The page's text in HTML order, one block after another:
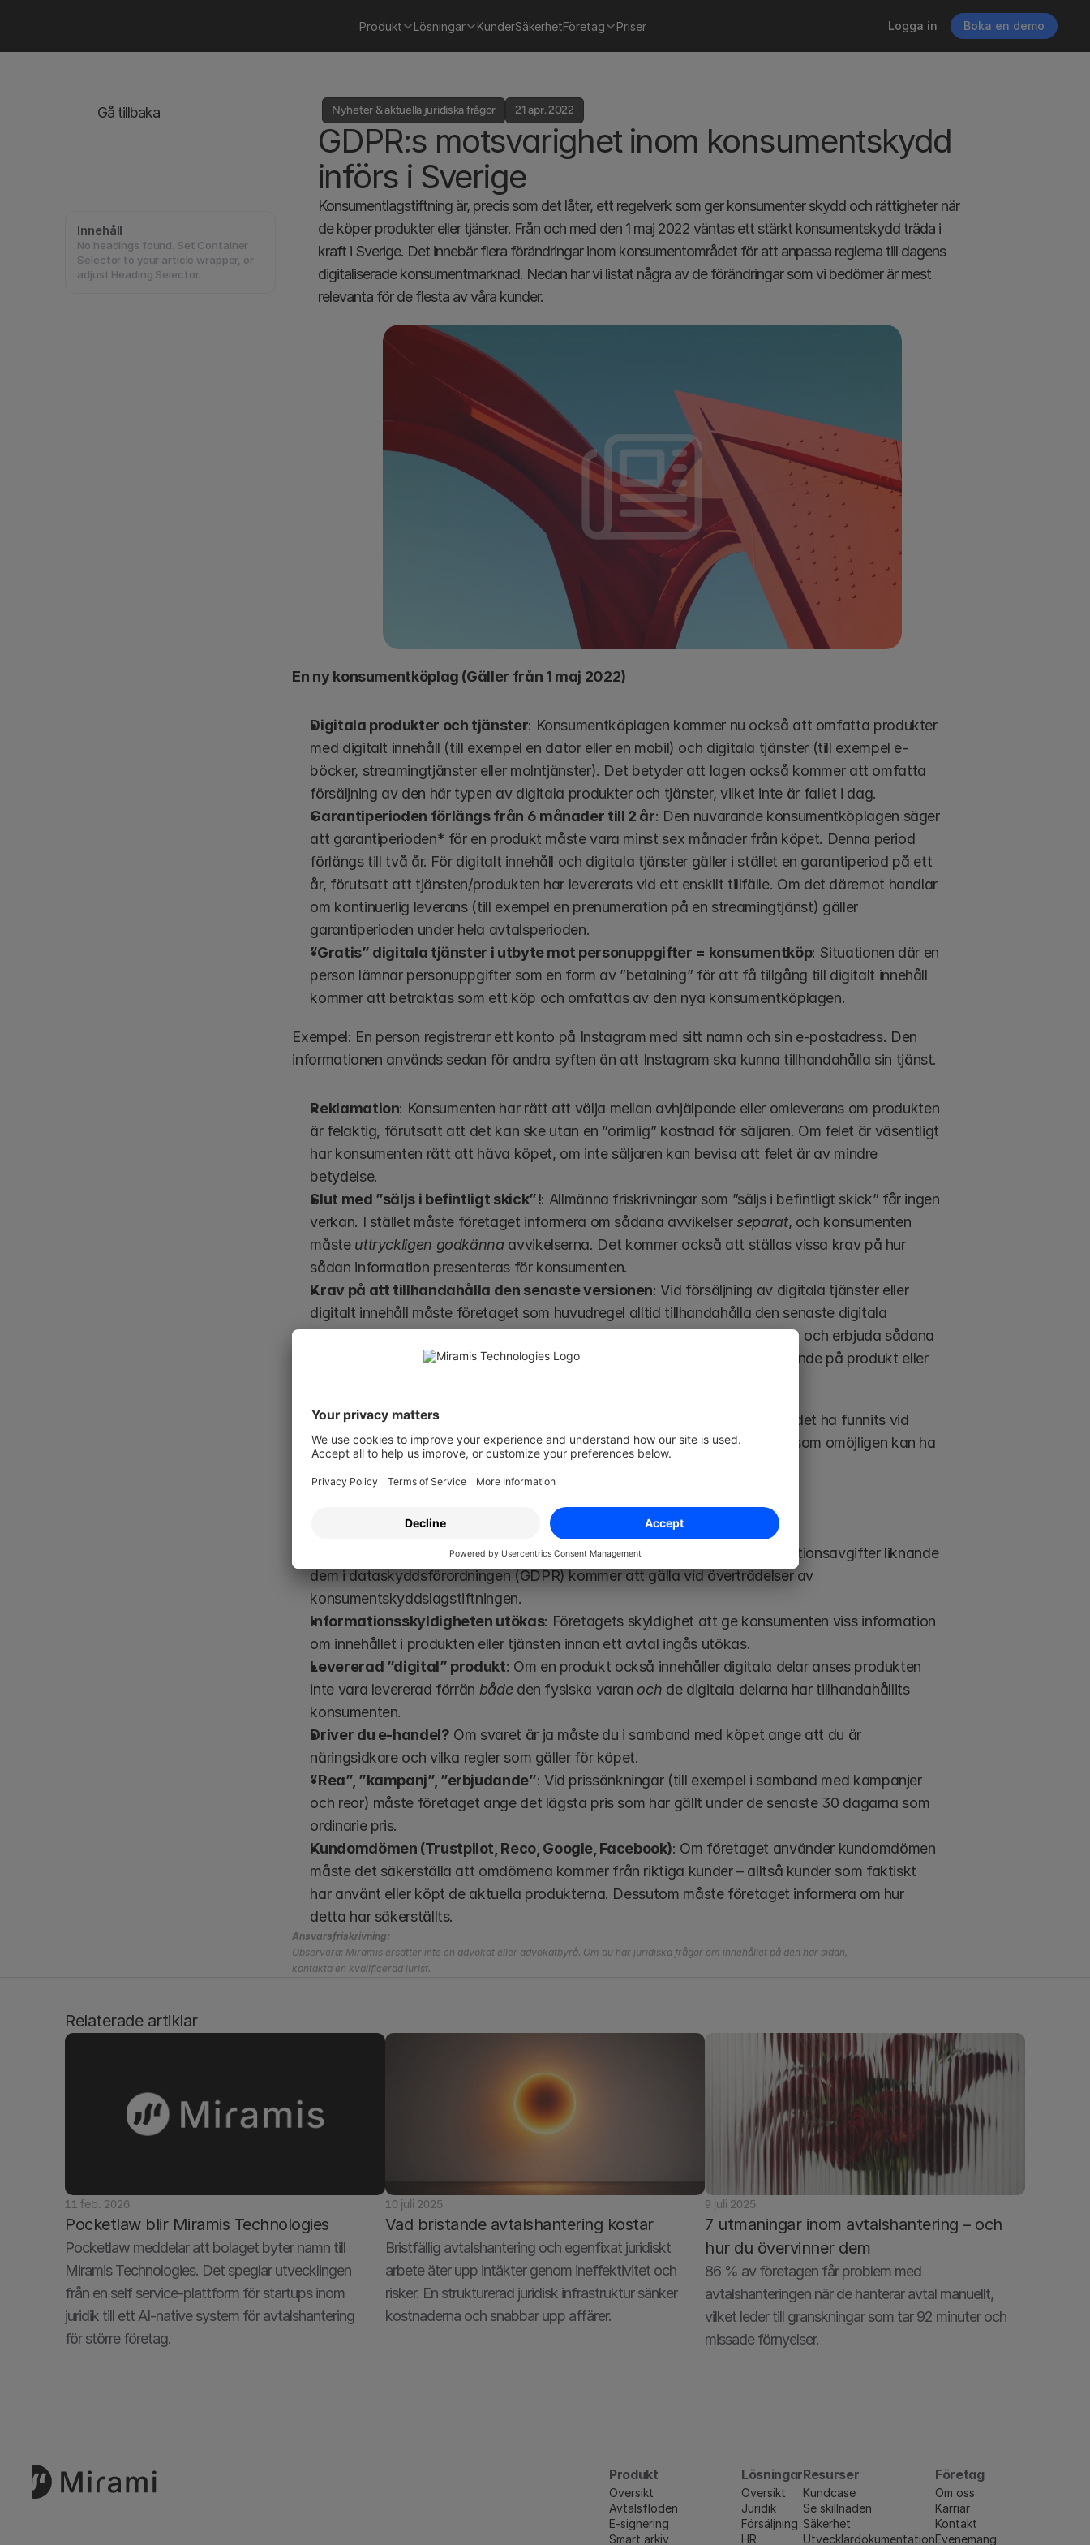
Produkt Lösningar KunderSäkerhetFöretag Priser Logga in Boka en demo
Gå tillbaka
Innehåll
No headings found. Set Container
Selector to your article wrapper, or
adjust Heading Selector.
Nyheter & aktuella juridiska frågor 21 apr. 2022
GDPR:s motsvarighet inom konsumentskydd
införs i Sverige
Konsumentlagstiftning är, precis som det låter, ett regelverk som ger konsumenter skydd och rättigheter när
de köper produkter eller tjänster. Från och med den 1 maj 2022 väntas ett stärkt konsumentskydd träda i
kraft i Sverige. Det innebär flera förändringar inom konsumentområdet för att anpassa reglerna till dagens
digitaliserade konsumentmarknad. Nedan har vi listat några av de förändringar som vi bedömer är mest
relevanta för de flesta av våra kunder.
En ny konsumentköplag (Gäller från 1 maj 2022)
Digitala produkter och tjänster: Konsumentköplagen kommer nu också att omfatta produkter
med digitalt innehåll (till exempel en dator eller en mobil) och digitala tjänster (till exempel e-
böcker, streamingtjänster eller molntjänster). Det betyder att lagen också kommer att omfatta
försäljning av den här typen av digitala produkter och tjänster, vilket inte är fallet i dag.
Garantiperioden förlängs från 6 månader till 2 år: Den nuvarande konsumentköplagen säger
att garantiperioden* för en produkt måste vara minst sex månader från köpet. Denna period
förlängs till två år. För digitalt innehåll och digitala tjänster gäller i stället en garantiperiod på ett
år, förutsatt att tjänsten/produkten har levererats vid ett enskilt tillfälle. Om det däremot handlar
om kontinuerlig leverans (till exempel en prenumeration på en streamingtjänst) gäller
garantiperioden under hela avtalsperioden.
”Gratis” digitala tjänster i utbyte mot personuppgifter = konsumentköp: Situationen där en
person lämnar personuppgifter som en form av ”betalning” för att få tillgång till digitalt innehåll
kommer att betraktas som ett köp och omfattas av den nya konsumentköplagen.
Exempel: En person registrerar ett konto på Instagram med sitt namn och sin e-postadress. Den
informationen används sedan för andra syften än att Instagram ska kunna tillhandahålla sin tjänst.
Reklamation: Konsumenten har rätt att välja mellan avhjälpande eller omleverans om produkten
är felaktig, förutsatt att det kan ske utan en ”orimlig” kostnad för säljaren. Om felet är väsentligt
har konsumenten rätt att häva köpet, om inte säljaren kan bevisa att felet är av mindre
betydelse.
Slut med ”säljs i befintligt skick”!: Allmänna friskrivningar som ”säljs i befintligt skick” får ingen
verkan. I stället måste företaget informera om sådana avvikelser separat, och konsumenten
måste uttryckligen godkänna avvikelserna. Det kommer också att ställas vissa krav på hur
sådan information presenteras för konsumenten.
Krav på att tillhandahålla den senaste versionen: Vid försäljning av digitala tjänster eller
digitalt innehåll måste företaget som huvudregel alltid tillhandahålla den senaste digitala
versionen. Dessutom blir företaget skyldigt att informera om uppdateringar och erbjuda sådana
för att produkten eller tjänsten ska fungera korrekt under en viss tid (beroende på produkt eller
*Om ett fel uppstår inom en viss tid (i dag 6 månader) från köpdagen, antas det ha funnits vid
köpet om inte säljaren kan bevisa något annat, eller om det rör sig om ett fel som omöjligen kan ha
funnits när produkten såldes.
Ett moderniserat konsumentskydd (Gäller från 1 juli 2022)
Risk för höga böter – 4 % av företagets årsomsättning
: Kraftfulla sanktionsavgifter liknande
dem i dataskyddsförordningen (GDPR) kommer att gälla vid överträdelser av
konsumentskyddslagstiftningen.
Informationsskyldigheten utökas: Företagets skyldighet att ge konsumenten viss information
om innehållet i produkten eller tjänsten innan ett avtal ingås utökas.
Levererad ”digital” produkt: Om en produkt också innehåller digitala delar anses produkten
inte vara levererad förrän både den fysiska varan och de digitala delarna har tillhandahållits
konsumenten.
Driver du e-handel? Om svaret är ja måste du i samband med köpet ange att du är
näringsidkare och vilka regler som gäller för köpet.
”Rea”, ”kampanj”, ”erbjudande”: Vid prissänkningar (till exempel i samband med kampanjer
och reor) måste företaget ange det lägsta pris som har gällt under de senaste 30 dagarna som
ordinarie pris.
Kundomdömen (Trustpilot, Reco, Google, Facebook): Om företaget använder kundomdömen
måste det säkerställa att omdömena kommer från riktiga kunder – alltså kunder som faktiskt
har använt eller köpt de aktuella produkterna. Dessutom måste företaget informera om hur
detta har säkerställts.
Ansvarsfriskrivning:
Observera: Miramis ersätter inte en advokat eller advokatbyrå. Om du har juridiska frågor om innehållet på den här sidan,
kontakta en kvalificerad jurist.
Relaterade artiklar
11 feb. 2026
Pocketlaw blir Miramis Technologies
Pocketlaw meddelar att bolaget byter namn till
Miramis Technologies. Det speglar utvecklingen
från en self service-plattform för startups inom
juridik till ett AI-native system för avtalshantering
för större företag.
10 juli 2025
Vad bristande avtalshantering kostar
Bristfällig avtalshantering och egenfixat juridiskt
arbete äter upp intäkter genom ineffektivitet och
risker. En strukturerad juridisk infrastruktur sänker
kostnaderna och snabbar upp affärer.
9 juli 2025
7 utmaningar inom avtalshantering – och
hur du övervinner dem
86 % av företagen får problem med
avtalshanteringen när de hanterar avtal manuellt,
vilket leder till granskningar som tar 92 minuter och
missade förnyelser.
Produkt
Översikt
Avtalsflöden
E-signering
Smart arkiv
Lösningar
Översikt
Juridik
Försäljning
HR
Resurser
Kundcase
Se skillnaden
Säkerhet
Utvecklardokumentation
Företag
Om oss
Karriär
Kontakt
Evenemang